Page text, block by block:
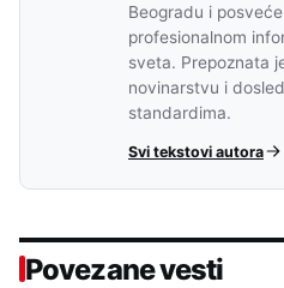
Beogradu i
profesionalnom
sveta. Prepoznata
novinarstvu i
standardima.
Svi tekstovi autora
Povezane vesti